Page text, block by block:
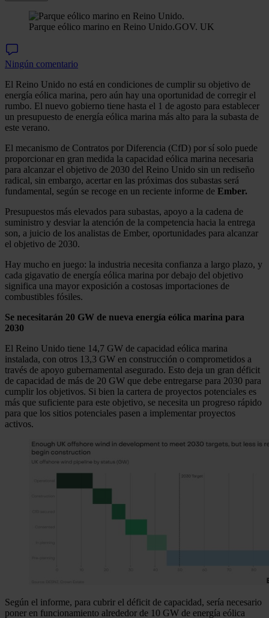
Parque eólico marino en Reino Unido.GOV. UK
Ningún comentario
El Reino Unido no está en condiciones de cumplir su objetivo de
energía eólica marina, pero aún hay una oportunidad de corregir el
rumbo. El nuevo gobierno tiene hasta el 1 de agosto para establecer
un presupuesto de energía eólica marina más alto para la subasta de
este verano.
El mecanismo de Contratos por Diferencia (CfD) por sí solo puede
proporcionar en gran medida la capacidad eólica marina necesaria
para alcanzar el objetivo de 2030 del Reino Unido sin un rediseño
radical, sin embargo, acertar en las próximas dos subastas será
fundamental, según se recoge en un reciente informe de Ember.
Presupuestos más elevados para subastas, apoyo a la cadena de
suministro y desviar la atención de la competencia hacia la entrega
son, a juicio de los analistas de Ember, oportunidades para alcanzar
el objetivo de 2030.
Hay mucho en juego: la industria necesita confianza a largo plazo, y
cada gigavatio de energía eólica marina por debajo del objetivo
significa una mayor exposición a costosas importaciones de
combustibles fósiles.
Se necesitarán 20 GW de nueva energía eólica marina para
2030
El Reino Unido tiene 14,7 GW de capacidad eólica marina
instalada, con otros 13,3 GW en construcción o comprometidos a
través de apoyo gubernamental asegurado. Esto deja un gran déficit
de capacidad de más de 20 GW que debe entregarse para 2030 para
cumplir los objetivos. Si bien la cartera de proyectos potenciales es
más que suficiente para este objetivo, se necesita un progreso rápido
para que los sitios potenciales pasen a implementar proyectos
activos.
Según el informe, para cubrir el déficit de capacidad, sería necesario
poner en funcionamiento alrededor de 10 GW de energía eólica